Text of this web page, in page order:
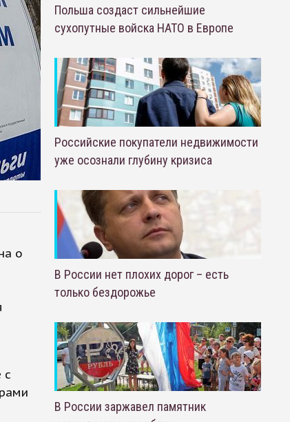
о
с
Польша создаст сильнейшие
сухопутные войска НАТО в Европе
Российские покупатели недвижимости
уже осознали глубину кризиса
В России нет плохих дорог – есть
только бездорожье
В России заржавел памятник